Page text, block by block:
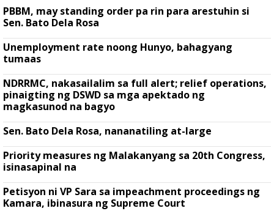
PBBM, may standing order pa rin para arestuhin si
Sen. Bato Dela Rosa
Unemployment rate noong Hunyo, bahagyang
tumaas
NDRRMC, nakasailalim sa full alert; relief operations,
pinaigting ng DSWD sa mga apektado ng
magkasunod na bagyo
Sen. Bato Dela Rosa, nananatiling at-large
Priority measures ng Malakanyang sa 20th Congress,
isinasapinal na
Petisyon ni VP Sara sa impeachment proceedings ng
Kamara, ibinasura ng Supreme Court